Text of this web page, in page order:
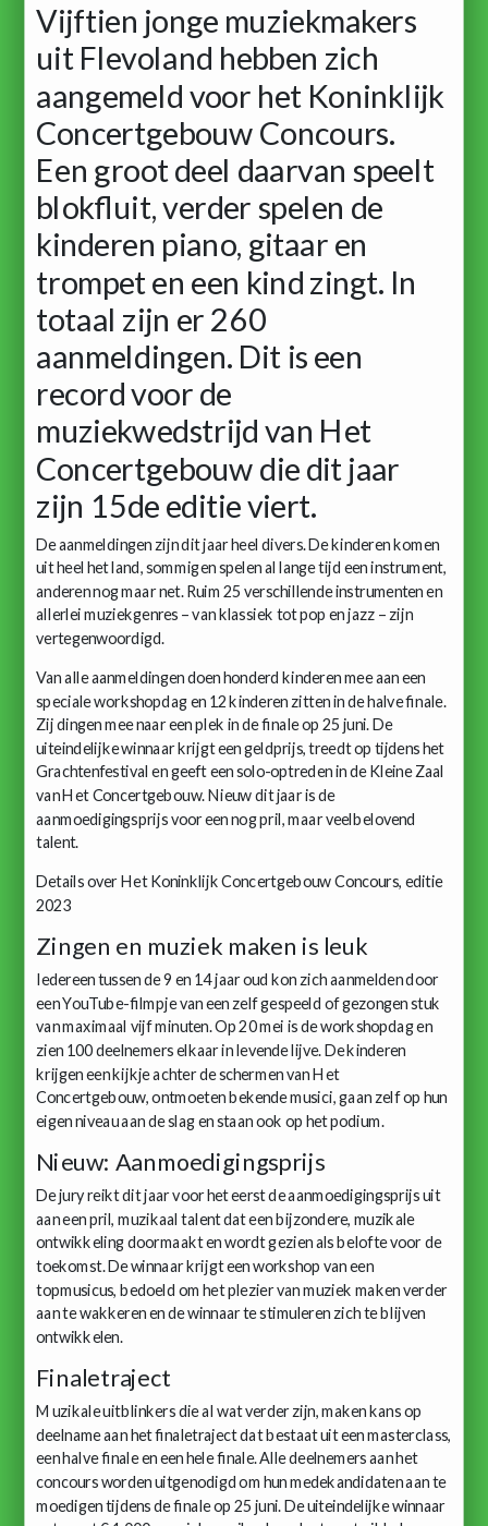
Vijftien jonge muziekmakers
uit Flevoland hebben zich
aangemeld voor het Koninklijk
Concertgebouw Concours.
Een groot deel daarvan speelt
blokfluit, verder spelen de
kinderen piano, gitaar en
trompet en een kind zingt. In
totaal zijn er 260
aanmeldingen. Dit is een
record voor de
muziekwedstrijd van Het
Concertgebouw die dit jaar
zijn 15de editie viert.
De aanmeldingen zijn dit jaar heel divers. De kinderen komen
uit heel het land, sommigen spelen al lange tijd een instrument,
anderen nog maar net. Ruim 25 verschillende instrumenten en
allerlei muziekgenres – van klassiek tot pop en jazz – zijn
vertegenwoordigd.
Van alle aanmeldingen doen honderd kinderen mee aan een
speciale workshopdag en 12 kinderen zitten in de halve finale.
Zij dingen mee naar een plek in de finale op 25 juni. De
uiteindelijke winnaar krijgt een geldprijs, treedt op tijdens het
Grachtenfestival en geeft een solo-optreden in de Kleine Zaal
van Het Concertgebouw. Nieuw dit jaar is de
aanmoedigingsprijs voor een nog pril, maar veelbelovend
talent.
Details over Het Koninklijk Concertgebouw Concours, editie
2023
Zingen en muziek maken is leuk
Iedereen tussen de 9 en 14 jaar oud kon zich aanmelden door
een YouTube-filmpje van een zelf gespeeld of gezongen stuk
van maximaal vijf minuten. Op 20 mei is de workshopdag en
zien 100 deelnemers elkaar in levende lijve. De kinderen
krijgen een kijkje achter de schermen van Het
Concertgebouw, ontmoeten bekende musici, gaan zelf op hun
eigen niveau aan de slag en staan ook op het podium.
Nieuw: Aanmoedigingsprijs
De jury reikt dit jaar voor het eerst de aanmoedigingsprijs uit
aan een pril, muzikaal talent dat een bijzondere, muzikale
ontwikkeling doormaakt en wordt gezien als belofte voor de
toekomst. De winnaar krijgt een workshop van een
topmusicus, bedoeld om het plezier van muziek maken verder
aan te wakkeren en de winnaar te stimuleren zich te blijven
ontwikkelen.
Finaletraject
Muzikale uitblinkers die al wat verder zijn, maken kans op
deelname aan het finaletraject dat bestaat uit een masterclass,
een halve finale en een hele finale. Alle deelnemers aan het
concours worden uitgenodigd om hun medekandidaten aan te
moedigen tijdens de finale op 25 juni. De uiteindelijke winnaar